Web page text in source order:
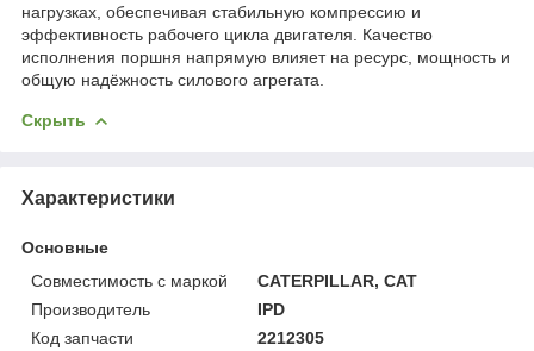
нагрузках, обеспечивая стабильную компрессию и
эффективность рабочего цикла двигателя. Качество
исполнения поршня напрямую влияет на ресурс, мощность и
общую надёжность силового агрегата.
Скрыть
Характеристики
Основные
Совместимость с маркой
CATERPILLAR, CAT
Производитель
IPD
Код запчасти
2212305